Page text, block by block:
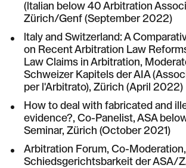
(ltalian below 40 Arbitration
Zürich/Genf (September 2022)
ltaly and Switzerland: A
on Recent Arbitration Law
Law Claims in Arbitration,
Schweizer Kapitels der AIA
per l'Arbitrato), Zürich (April 2022)
How to deal with fabricated and
evidence?, Co-Panelist, ASA
Seminar, Zürich (October 2021)
Arbitration Forum, Co-
Schiedsgerichtsbarkeit der ASA/